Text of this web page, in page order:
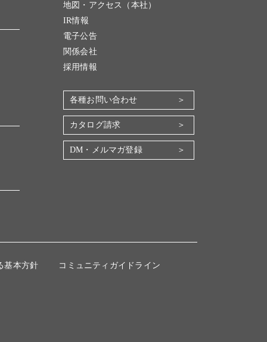
地図・アクセス（本社）
IR情報
電子公告
関係会社
採用情報
各種お問い合わせ
カタログ請求
DM・メルマガ登録
基本方針 コミュニティガイドライン